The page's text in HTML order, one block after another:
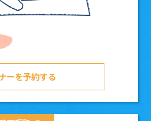
ーを予約する